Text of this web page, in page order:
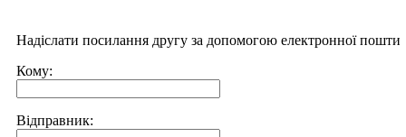
Надіслати посилання другу за допомогою електронної пошти
Кому:
Відправник: